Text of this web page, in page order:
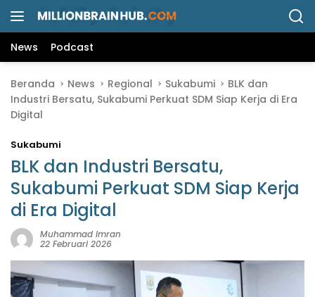
News Podcast
Beranda News Regional Sukabumi
BLK dan
Industri Bersatu, Sukabumi Perkuat SDM Siap Kerja di Era
Digital
Sukabumi
BLK dan Industri Bersatu,
Sukabumi Perkuat SDM Siap Kerja
di Era Digital
Muhammad Imran
22 Februari 2026